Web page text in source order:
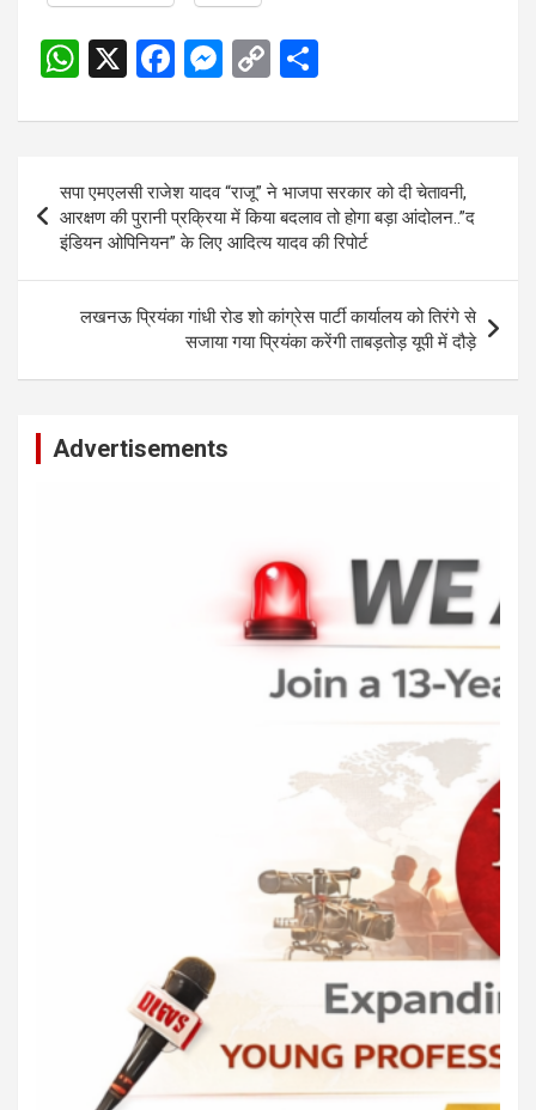
W
at
A
p
p
X
F
ce
o
o
k
M
se
n
g
er
C
py
Li
n
k
ar
navigation
सपा एमएलसी राजेश यादव “राजू” ने भाजपा सरकार को दी चेतावनी,
आरक्षण की पुरानी प्रक्रिया में किया बदलाव तो होगा बड़ा आंदोलन..”द
इंडियन ओपिनियन” के लिए आदित्य यादव की रिपोर्ट
लखनऊ प्रियंका गांधी रोड शो कांग्रेस पार्टी कार्यालय को तिरंगे से
सजाया गया प्रियंका करेंगी ताबड़तोड़ यूपी में दौड़े
Advertisements